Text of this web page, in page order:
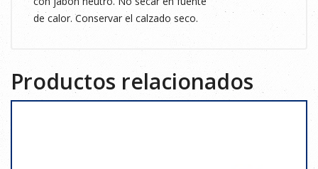
de calor. Conservar el calzado seco.
Productos relacionados